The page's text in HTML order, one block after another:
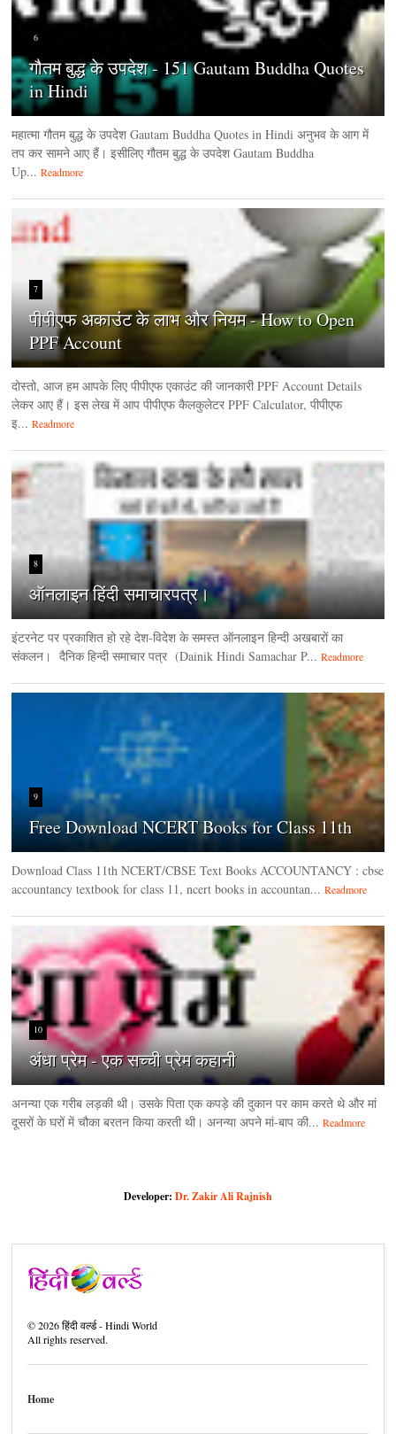
6
गौतम बुद्ध के उपदेश - 151 Gautam Buddha Quotes
in Hindi
महात्मा गौतम बुद्ध के उपदेश Gautam Buddha Quotes in Hindi अनुभव के आग में
तप कर सामने आए हैं। इसीलिए गौतम बुद्ध के उपदेश Gautam Buddha
Up... Readmore
7
पीपीएफ अकाउंट के लाभ और नियम - How to Open
PPF Account
दोस्तो, आज हम आपके लिए पीपीएफ एकाउंट की जानकारी PPF Account Details
लेकर आए हैं। इस लेख में आप पीपीएफ कैलकुलेटर PPF Calculator, पीपीएफ
इ... Readmore
8
ऑनलाइन हिंदी समाचारपत्र।
इंटरनेट पर प्रकाशित हो रहे देश-विदेश के समस्त ऑनलाइन हिन्दी अखबारों का
संकलन। दैनिक हिन्‍दी समाचार पत्र (Dainik Hindi Samachar P... Readmore
9
Free Download NCERT Books for Class 11th
Download Class 11th NCERT/CBSE Text Books ACCOUNTANCY : cbse
accountancy textbook for class 11, ncert books in accountan... Readmore
10
अंधा प्रेम - एक सच्ची प्रेम कहानी
अनन्या एक गरीब लड़की थी। उसके पिता एक कपड़े की दुकान पर काम करते थे और मां
दूसरों के घरों में चौका बरतन किया करती थी। अनन्या अपने मां-बाप की... Readmore
Developer: Dr. Zakir Ali Rajnish
©2026हिंदी वर्ल्ड - Hindi World
All rights reserved.
Home